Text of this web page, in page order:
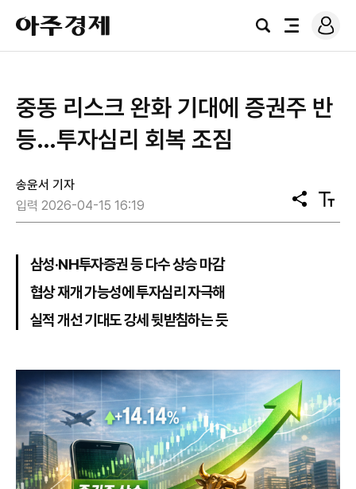
아
주
경
검
전
로
그
중동 리스크 완화 기대에 증권주 반
등…투자심리 회복 조짐
송윤서 기자
입력 2026-04-15 16:19
공
유
텍
스
삼성·NH투자증권 등 다수 상승 마감
협상 재개 가능성에 투자심리 자극해
실적 개선 기대도 강세 뒷받침하는 듯